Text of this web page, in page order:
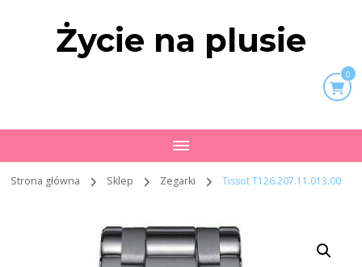
Życie na plusie
0
Strona główna Sklep Zegarki Tissot T126.207.11.013.00